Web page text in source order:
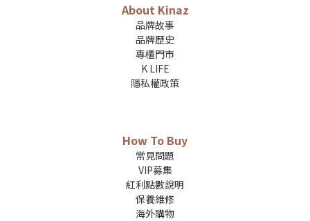
About Kinaz
品牌故事
品牌歷史
專櫃門市
K LIFE
隱私權政策
How To Buy
常見問題
VIP募集
紅利點數說明
保養維修
海外購物